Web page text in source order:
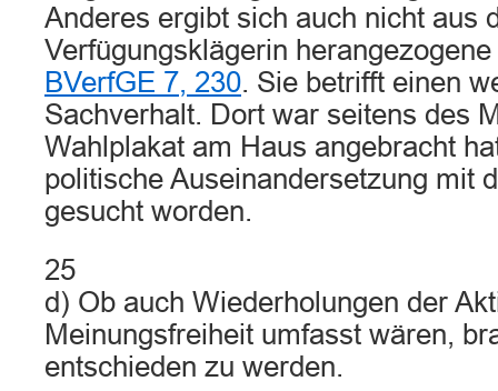
Anderes ergibt sich auch nicht aus
Verfügungsklägerin
BVerfGE 7, 230. Sie betrifft einen
Sachverhalt. Dort war seitens des
Wahlplakat am Haus angebracht
politische Auseinandersetzung mit
gesucht worden.
25
d) Ob auch Wiederholungen der
Meinungsfreiheit umfasst wären,
entschieden zu werden.